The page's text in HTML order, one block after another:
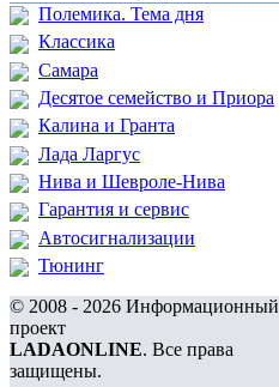
Полемика. Тема дня
Классика
Самара
Десятое семейство и Приора
Калина и Гранта
Лада Ларгус
Нива и Шевроле-Нива
Гарантия и сервис
Автосигнализации
Тюнинг
© 2008 - 2026 Информационный
проект
LADAONLINE. Все права
защищены.